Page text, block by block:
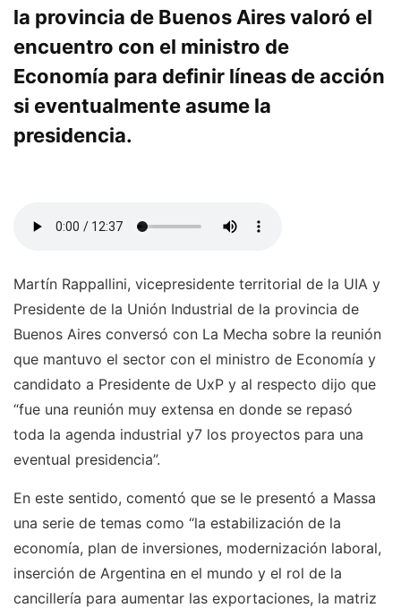
la provincia de Buenos Aires valoró el
encuentro con el ministro de
Economía para definir líneas de acción
si eventualmente asume la
presidencia.
Martín Rappallini, vicepresidente territorial de la UIA y
Presidente de la Unión Industrial de la provincia de
Buenos Aires conversó con La Mecha sobre la reunión
que mantuvo el sector con el ministro de Economía y
candidato a Presidente de UxP y al respecto dijo que
“fue una reunión muy extensa en donde se repasó
toda la agenda industrial y7 los proyectos para una
eventual presidencia”.
En este sentido, comentó que se le presentó a Massa
una serie de temas como “la estabilización de la
economía, plan de inversiones, modernización laboral,
inserción de Argentina en el mundo y el rol de la
cancillería para aumentar las exportaciones, la matriz